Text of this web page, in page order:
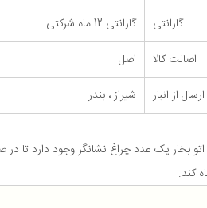
گارانتی
گارانتی 12 ماه شرکتی
اصالت کالا
اصل
ارسال از انبار
شیراز ، بندر
بخار یک عدد چراغ نشانگر وجود دارد تا در
کند.